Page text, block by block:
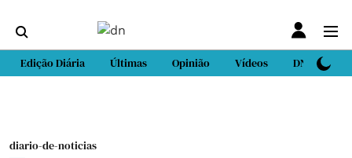
Edição Diária Últimas Opinião Vídeos DN Sport
diario-de-noticias